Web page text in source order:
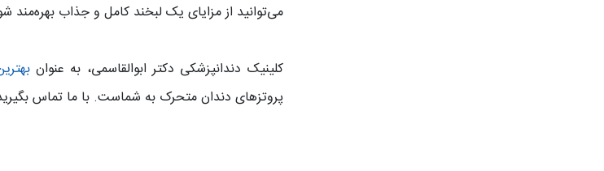
می‌توانید از مزایای یک لبخند کامل و جذاب بهره‌مند
کلینیک دندانپزشکی دکتر ابوالقاسمی، به عنوان
پروتزهای دندان متحرک به شماست. با ما تماس